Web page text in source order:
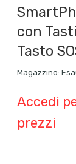
con
Tasto
Magazzino:
Accedi
prezzi